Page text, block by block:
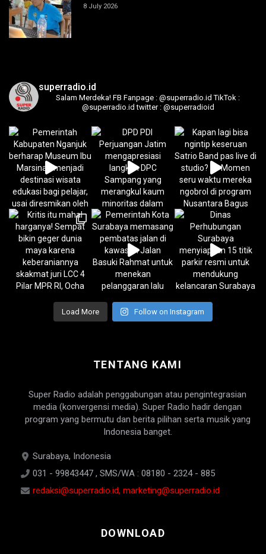
8 July 2026
superradio.id
Salam Merdeka! FB Fanpage : @superradio.id TikTok :
@superradio.id twitter : @superradioid
Load More Follow on Instagram
TENTANG KAMI
Super Radio adalah penggabungan atau pengintegrasian
media (konvergensi media). Super Radio hadir dengan
program yang bermutu dan berita pilihan serta musik yang
Indonesia banget.
Surabaya, Indonesia
031 - 99843447 , SMS/WA : 08180 - 2324 - 885
redaksi@superradio.id, marketing@superradio.id
DOWNLOAD